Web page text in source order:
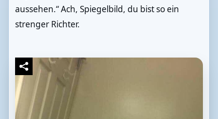
aussehen.“ Ach, Spiegelbild, du bist so ein
strenger Richter.